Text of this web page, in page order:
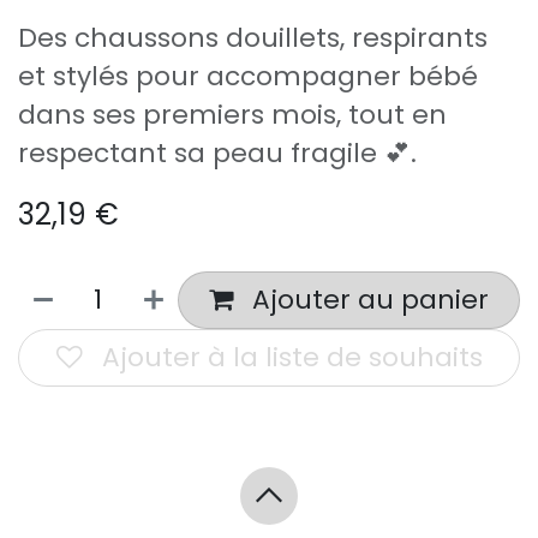
Des chaussons douillets, respirants
et stylés pour accompagner bébé
dans ses premiers mois, tout en
respectant sa peau fragile 💕.
32,19 €
Ajouter au panier
Ajouter à la liste de souhaits